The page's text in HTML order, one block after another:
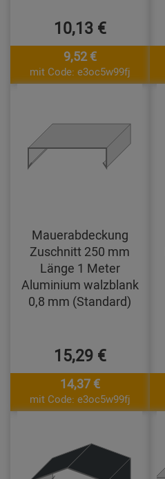
10,13 €
9,52 €
mit Code: e3oc5w99fj
Mauerabdeckung
Zuschnitt 250 mm
Länge 1 Meter
Aluminium walzblank
0,8 mm (Standard)
15,29 €
14,37 €
mit Code: e3oc5w99fj